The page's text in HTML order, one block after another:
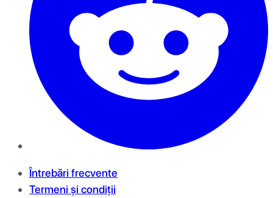
Întrebări frecvente
Termeni și condiții